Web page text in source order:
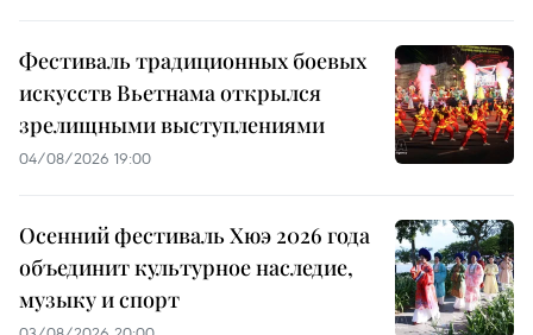
Фестиваль традиционных боевых
искусств Вьетнама открылся
зрелищными выступлениями
04/08/2026 19:00
Осенний фестиваль Хюэ 2026 года
объединит культурное наследие,
музыку и спорт